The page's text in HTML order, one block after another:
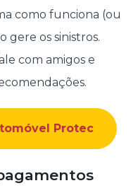
como funciona (ou
gere os sinistros.
com amigos e
Protec